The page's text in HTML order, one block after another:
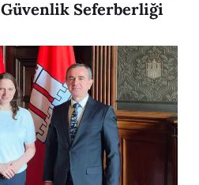
Güvenlik Seferberliği